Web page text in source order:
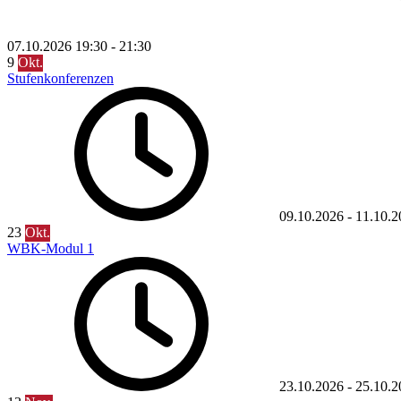
07.10.2026 19:30 - 21:30
9 Okt.
Stufenkonferenzen
09.10.2026 -
23 Okt.
WBK-Modul 1
23.10.2026 -